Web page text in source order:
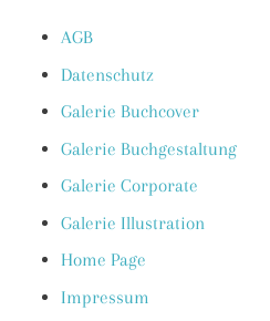
AGB
Datenschutz
Galerie Buchcover
Galerie Buchgestaltung
Galerie Corporate
Galerie Illustration
Home Page
Impressum